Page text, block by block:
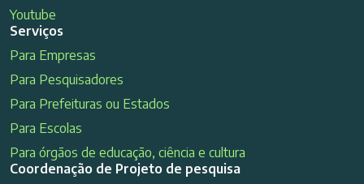
Youtube
Serviços
Para Empresas
Para Pesquisadores
Para Prefeituras ou Estados
Para Escolas
Para órgãos de educação, ciência e cultura
Coordenação de Projeto de pesquisa